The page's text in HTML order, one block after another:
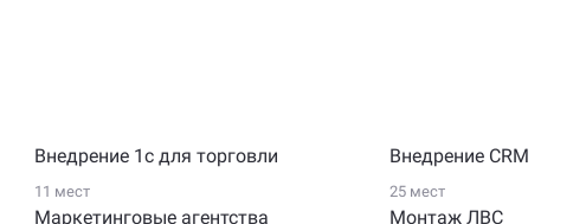
Внедрение 1с для торговли
11 мест
Внедрение CRM
25 мест
Маркетинговые агентства Монтаж ЛВС